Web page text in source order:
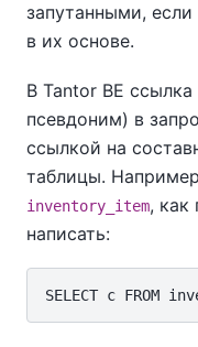
запутанными,
в их основе.
В Tantor BE
псевдоним) в
ссылкой на
таблицы.
inventory_item, как
написать: